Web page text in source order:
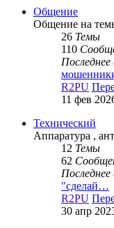
Общение
Общение на
26 Темы
110
R2PU
11 фев
Технический
Аппаратура ,
12 Темы
62
"сделай…
R2PU
30 апр